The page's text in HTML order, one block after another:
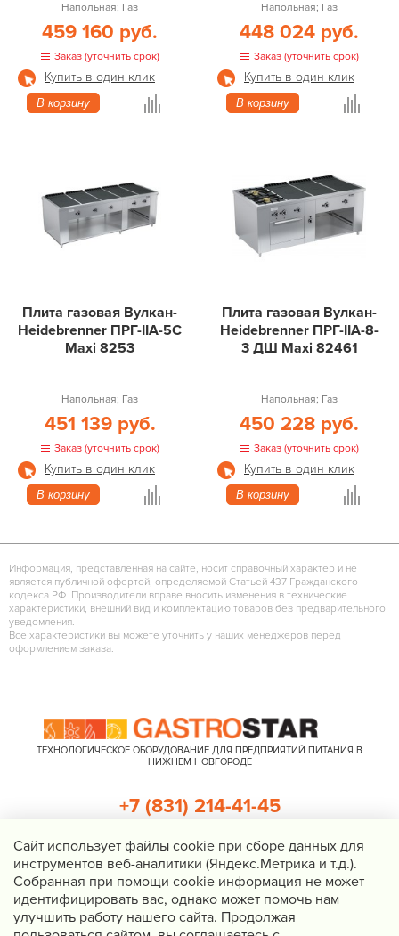
Напольная; Газ
459 160 руб.
Заказ (уточнить срок)
Купить в один клик
В корзину
Напольная; Газ
448 024 руб.
Заказ (уточнить срок)
Купить в один клик
В корзину
Плита газовая Вулкан-
Heidebrenner ПРГ-IIA-5С
Maxi 8253
Напольная; Газ
451 139 руб.
Заказ (уточнить срок)
Купить в один клик
В корзину
Плита газовая Вулкан-
Heidebrenner ПРГ-IIA-8-
3 ДШ Maxi 82461
Напольная; Газ
450 228 руб.
Заказ (уточнить срок)
Купить в один клик
В корзину
Информация, представленная на сайте, носит справочный характер и не
является публичной офертой, определяемой Статьей 437 Гражданского
кодекса РФ. Производители вправе вносить изменения в технические
характеристики, внешний вид и комплектацию товаров без предварительного
уведомления.
Все характеристики вы можете уточнить у наших менеджеров перед
оформлением заказа.
ТЕХНОЛОГИЧЕСКОЕ ОБОРУДОВАНИЕ ДЛЯ ПРЕДПРИЯТИЙ ПИТАНИЯ В
НИЖНЕМ НОВГОРОДЕ
Нижний Новгород, Казанское шоссе, д. 4, корп. 3, пом. 1
info@gastrostar.ru
+7 (831) 214-41-45
Перезвоните мне
Cайт использует файлы cookie при сборе данных для
инструментов веб-аналитики (Яндекс.Метрика и т.д.).
Собранная при помощи cookie информация не может
идентифицировать вас, однако может помочь нам
улучшить работу нашего сайта. Продолжая